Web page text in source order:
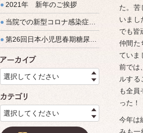
● 2021年 新年のご挨拶
● 当院での新型コロナ感染症に対しての対策
●第26回日本小児思春期糖尿病学会と公開シンポジウム延期のお知らせ
選択してください
選択してください
た。苦
いまし
でも皆
仲間た
ていま
前では
ルする
も全員
った！
今年は